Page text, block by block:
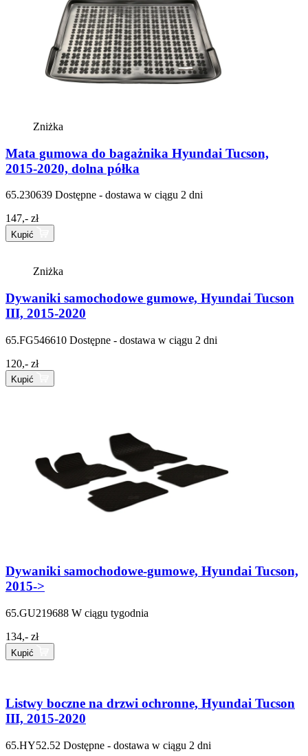
Zniżka
Mata gumowa do bagażnika Hyundai Tucson,
2015-2020, dolna półka
65.230639 Dostępne - dostawa w ciągu 2 dni
147,- zł
Kupić
Zniżka
Dywaniki samochodowe gumowe, Hyundai Tucson
III, 2015-2020
65.FG546610 Dostępne - dostawa w ciągu 2 dni
120,- zł
Kupić
Dywaniki samochodowe-gumowe, Hyundai Tucson,
2015->
65.GU219688 W ciągu tygodnia
134,- zł
Kupić
Listwy boczne na drzwi ochronne, Hyundai Tucson
III, 2015-2020
65.HY52.52 Dostępne - dostawa w ciągu 2 dni